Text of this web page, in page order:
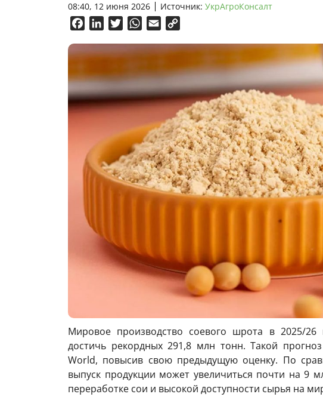
08:40, 12 июня 2026 Источник: УкрАгроКонсалт
FacebookLinkedInTwitterWhatsApp
Email
Мировое производство соевого шрота в 2025/26
достичь рекордных 291,8 млн тонн. Такой
World, повысив свою предыдущую оценку. По
выпуск продукции может увеличиться почти на 9
переработке сои и высокой доступности сырья на